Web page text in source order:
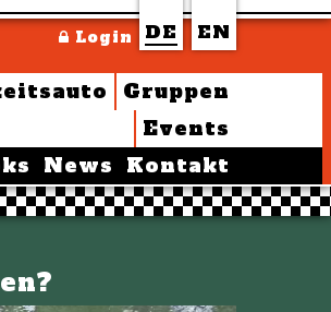
DE EN
Login
Gruppen
Events
News Kontakt